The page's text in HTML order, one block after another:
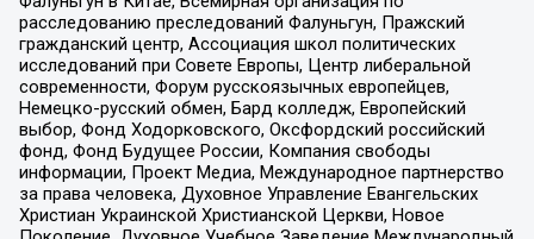
расследованию преследований Фалуньгун, Пражский
гражданский центр, Ассоциация школ политических
исследований при Совете Европы, Центр либеральной
современности, Форум русскоязычных европейцев,
Немецко-русский обмен, Бард колледж, Европейский
выбор, Фонд Ходорковского, Оксфордский российский
фонд, Фонд Будущее России, Компания свободы
информации, Проект Медиа, Международное партнерство
за права человека, Духовное Управление Евангельских
Христиан Украинской Христианской Церкви, Новое